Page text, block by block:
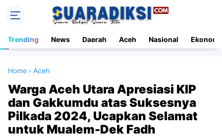
Trending News Daerah Aceh Nasional Ekonomi
Home › Aceh
Warga Aceh Utara Apresiasi KIP
dan Gakkumdu atas Suksesnya
Pilkada 2024, Ucapkan Selamat
untuk Mualem-Dek Fadh